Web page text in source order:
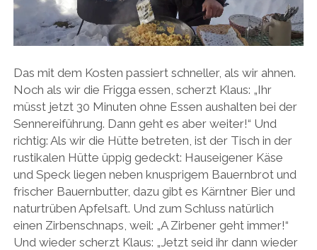
Das mit dem Kosten passiert schneller, als wir ahnen.
Noch als wir die Frigga essen, scherzt Klaus: „Ihr
müsst jetzt 30 Minuten ohne Essen aushalten bei der
Sennereiführung. Dann geht es aber weiter!“ Und
richtig: Als wir die Hütte betreten, ist der Tisch in der
rustikalen Hütte üppig gedeckt: Hauseigener Käse
und Speck liegen neben knusprigem Bauernbrot und
frischer Bauernbutter, dazu gibt es Kärntner Bier und
naturtrüben Apfelsaft. Und zum Schluss natürlich
einen Zirbenschnaps, weil: „A Zirbener geht immer!“
Und wieder scherzt Klaus: „Jetzt seid ihr dann wieder